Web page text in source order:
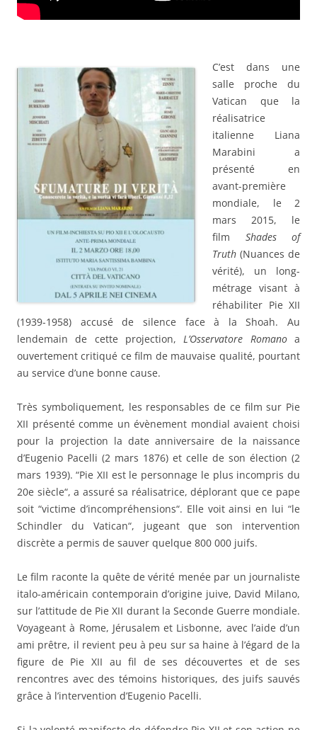
C’est dans une
salle proche du
Vatican que la
réalisatrice
italienne Liana
Marabini a
présenté en
avant-première
mondiale, le 2
mars 2015, le
film Shades of
Truth (Nuances de
vérité), un long-
métrage visant à
réhabiliter Pie XII
(1939-1958) accusé de silence face à la Shoah. Au
lendemain de cette projection,L’Osservatore Romanoa
ouvertement critiqué ce film de mauvaise qualité, pourtant
au service d’une bonne cause.
Très symboliquement, les responsables de ce film sur Pie
XII présenté comme un évènement mondial avaient choisi
pour la projection la date anniversaire de la naissance
d’Eugenio Pacelli (2 mars 1876) et celle de son élection (2
mars 1939). “Pie XII est le personnage le plus incompris du
20e siècle“, a assuré sa réalisatrice, déplorant que ce pape
soit “victime d’incompréhensions“. Elle voit ainsi en lui “le
Schindler du Vatican“, jugeant que son intervention
discrète a permis de sauver quelque 800 000 juifs.
Le film raconte la quête de vérité menée par un journaliste
italo-américain contemporain d’origine juive, David Milano,
sur l’attitude de Pie XII durant la Seconde Guerre mondiale.
Voyageant à Rome, Jérusalem et Lisbonne, avec l’aide d’un
ami prêtre, il revient peu à peu sur sa haine à l’égard de la
figure de Pie XII au fil de ses découvertes et de ses
rencontres avec des témoins historiques, des juifs sauvés
grâce à l’intervention d’Eugenio Pacelli.